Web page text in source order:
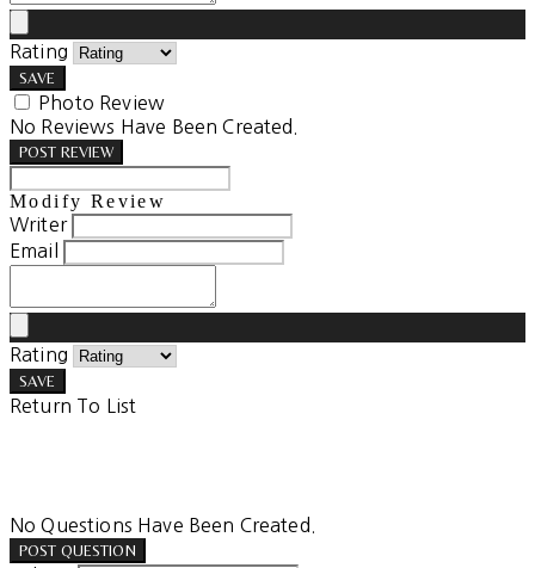
Rating
SAVE
Photo Review
No Reviews Have Been Created.
POST REVIEW
Modify Review
Writer
Email
Rating
SAVE
Return To List
No Questions Have Been Created.
POST QUESTION